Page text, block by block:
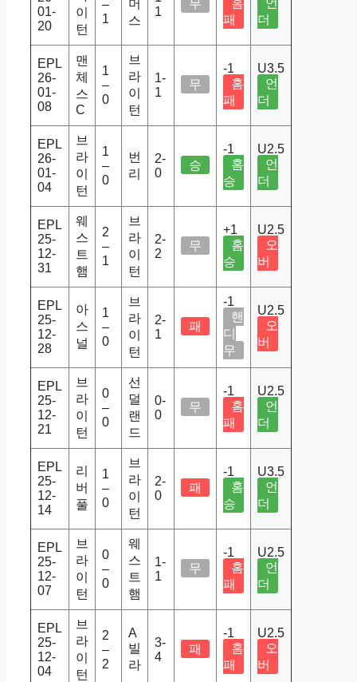
01-
20
이
턴
–
1
머
스
1
무
패
더
EPL
26-
01-
08
맨
체
스
C
1
–
0
브
라
이
턴
1-
1
무
-1
홈
패
U3.5
언
더
EPL
26-
01-
04
브
라
이
턴
1
–
0
번
리
2-
0
승
-1
홈
승
U2.5
언
더
EPL
25-
12-
31
웨
스
트
햄
2
–
1
브
라
이
턴
2-
2
무
+1
홈
승
U2.5
오
버
EPL
25-
12-
28
아
스
널
1
–
0
브
라
이
턴
2-
1
패
-1
핸
디
무
U2.5
오
버
EPL
25-
12-
21
브
라
이
턴
0
–
0
선
덜
랜
드
0-
0
무
-1
홈
패
U2.5
언
더
EPL
25-
12-
14
리
버
풀
1
–
0
브
라
이
턴
2-
0
패
-1
홈
승
U3.5
언
더
EPL
25-
12-
07
브
라
이
턴
0
–
0
웨
스
트
햄
1-
1
무
-1
홈
패
U2.5
언
더
EPL
25-
12-
04
브
라
이
턴
2
–
2
A
빌
라
3-
4
패
-1
홈
패
U2.5
오
버